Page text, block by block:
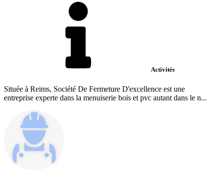
Activités
Située à Reims, Société De Fermeture D'excellence est une
entreprise experte dans la menuiserie bois et pvc autant dans le n...